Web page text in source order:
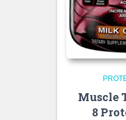
Muscle
8